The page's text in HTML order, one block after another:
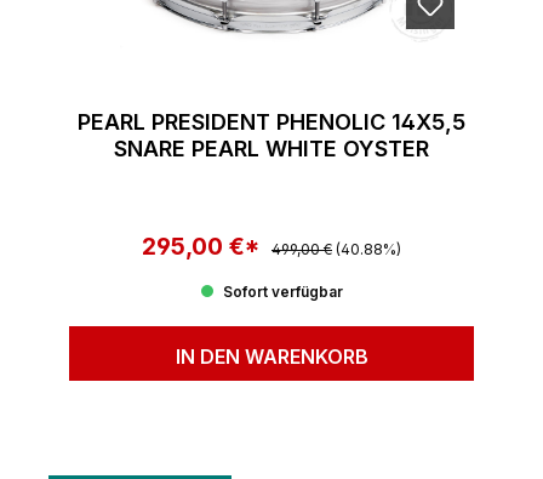
PEARL PRESIDENT PHENOLIC 14X5,5
SNARE PEARL WHITE OYSTER
Verkaufspreis:
295,00 €* Regulärer Preis:
499,00 € (40.88%)
Sofort verfügbar
IN DEN WARENKORB